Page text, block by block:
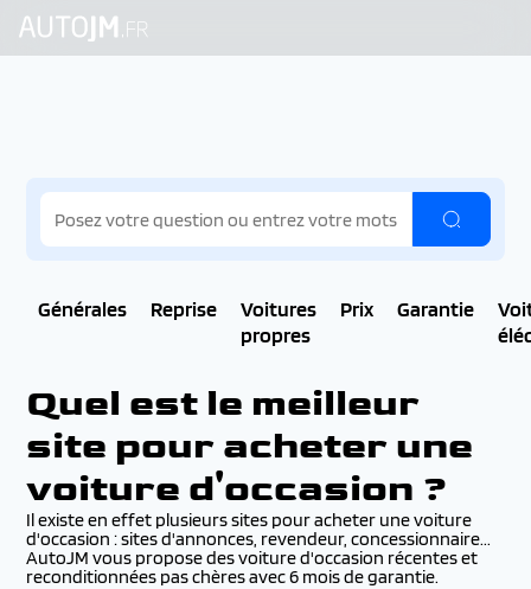
Générales Reprise
Voitures
propres
Prix Garantie
Quel est le meilleur
site pour acheter une
voiture d'occasion ?
Il existe en effet plusieurs sites pour acheter une voiture
d'occasion : sites d'annonces, revendeur, concessionnaire...
AutoJM vous propose des voiture d'occasion récentes et
reconditionnées pas chères avec 6 mois de garantie.